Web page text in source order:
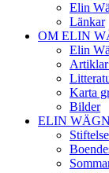
Elin
Länkar
OM ELIN
Elin
Karta
Bilder
ELIN